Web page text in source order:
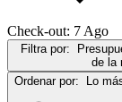
Check-out: 7 Ago
Filtra por:
de la
Ordenar por:
Lo